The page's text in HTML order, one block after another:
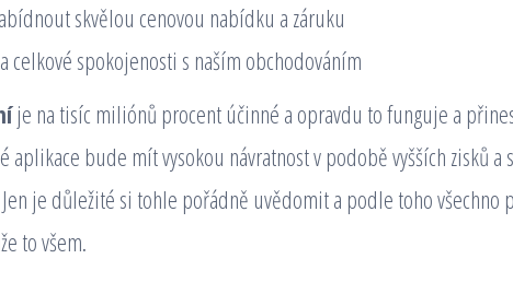
skvělou cenovou nabídku a záruku
celkové spokojenosti s naším obchodováním
je na tisíc miliónů procent účinné a opravdu to funguje a
aplikace bude mít vysokou návratnost v podobě vyšších zisků a
je důležité si tohle pořádně uvědomit a podle toho všechno
to všem.